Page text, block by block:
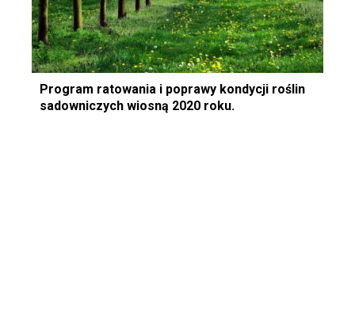
Program ratowania i poprawy kondycji roślin
sadowniczych wiosną 2020 roku.